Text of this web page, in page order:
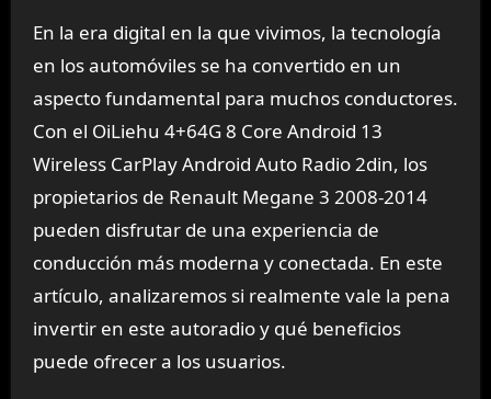
En la era digital en la que vivimos, la tecnología
en los automóviles se ha convertido en un
aspecto fundamental para muchos conductores.
Con el OiLiehu 4+64G 8 Core Android 13
Wireless CarPlay Android Auto Radio 2din, los
propietarios de Renault Megane 3 2008-2014
pueden disfrutar de una experiencia de
conducción más moderna y conectada. En este
artículo, analizaremos si realmente vale la pena
invertir en este autoradio y qué beneficios
puede ofrecer a los usuarios.